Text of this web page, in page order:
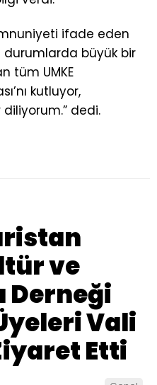
ifade eden
durumlarda büyük bir
tüm UMKE
kutluyor,
diliyorum.” dedi.
ve
Derneği
Vali
Etti